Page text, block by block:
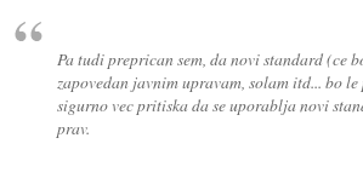
Pa tudi preprican sem, da novi standard (ce
zapovedan javnim upravam, solam itd... bo
sigurno vec pritiska da se uporablja novi
prav.